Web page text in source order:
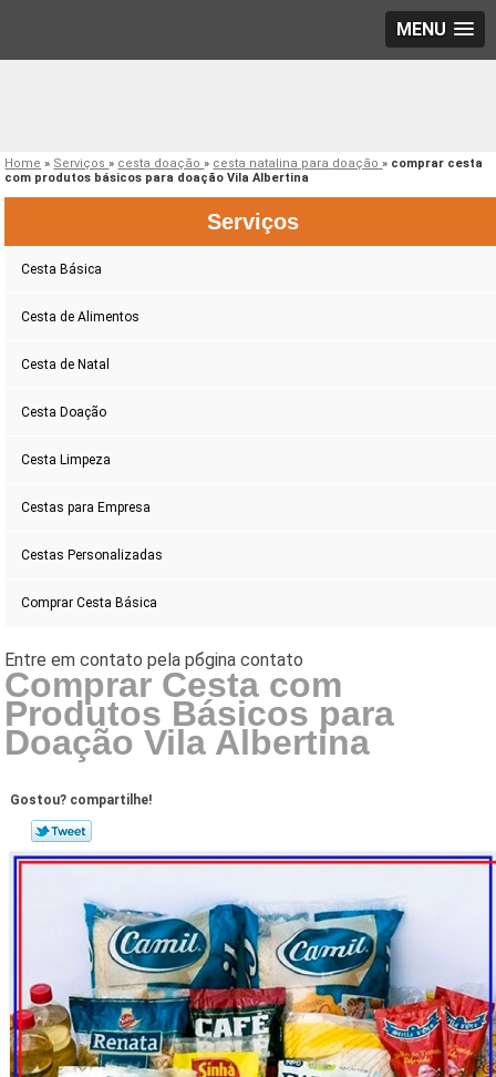
MENU
Home » Serviços» cesta doação» cesta natalina para doação» comprar cesta
com produtos básicos para doação Vila Albertina
Serviços
Cesta Básica
Cesta de Alimentos
Cesta de Natal
Cesta Doação
Cesta Limpeza
Cestas para Empresa
Cestas Personalizadas
Comprar Cesta Básica
Comprar Cesta com
Produtos Básicos para
Doação Vila Albertina
Gostou? compartilhe!